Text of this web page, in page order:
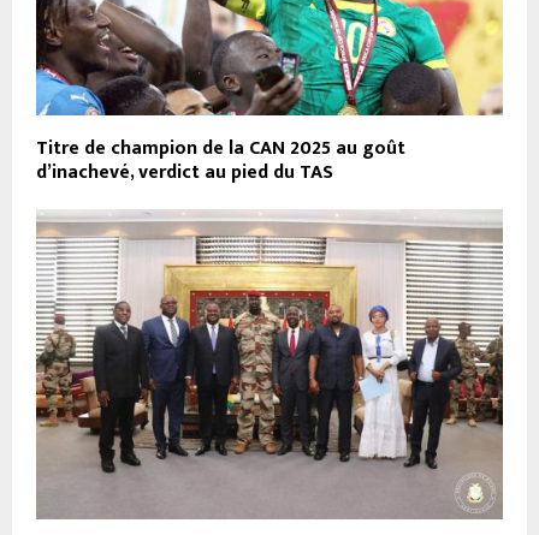
Titre de champion de la CAN 2025 au goût
d’inachevé, verdict au pied du TAS